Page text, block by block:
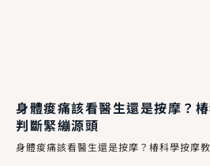
身體痠痛該看醫生還是按摩？
判斷緊繃源頭
身體痠痛該看醫生還是按摩？椿科學按摩